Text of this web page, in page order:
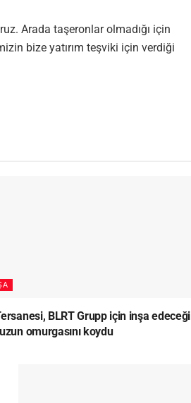
Arada taşeronlar olmadığı için
bize yatırım teşviki için verdiği
BLRT Grupp için inşa edeceği
omurgasını koydu